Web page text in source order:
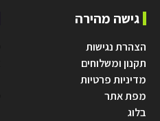
גישה מהירה
הצהרת נגישות
תקנון ומשלוחים
מדיניות פרטיות
מפת אתר
בלוג